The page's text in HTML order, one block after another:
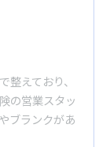
えており、
の営業スタッ
ブランクがあ